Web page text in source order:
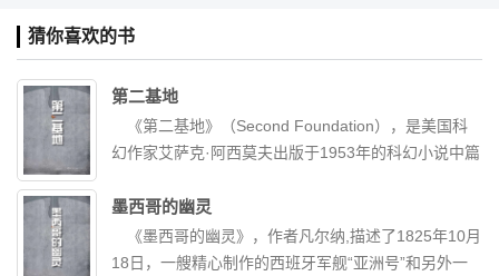
猜你喜欢的书
第二基地
《第二基地》（Second Foundation），是美国科
幻作家艾萨克·阿西莫夫出版于1953年的科幻小说中篇
之后，骡和第一基地的遗民寻找“谜”一般的第二基地的
传奇事迹，共由两个中篇故事组成。《第二基地》是
“基地”系列三部曲的最后一部。“谜”一般的第二基地的
墨西哥的幽灵
《墨西哥的幽灵》，作者凡尔纳,描述了1825年10月
18日，一艘精心制作的西班牙军舰“亚洲号”和另外一